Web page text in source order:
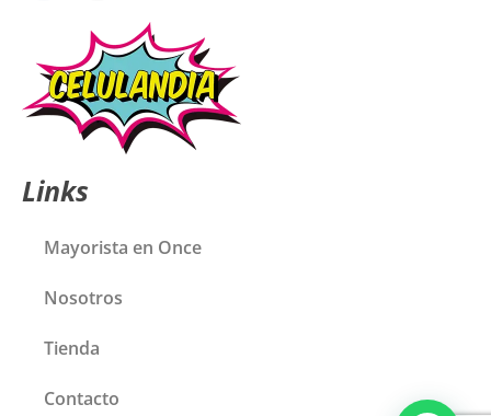
Links
Mayorista en Once
Nosotros
Tienda
Contacto